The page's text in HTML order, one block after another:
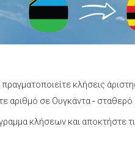
κλήσεις
αριθμό σε Ουγκάντα -
κλήσεων και αποκτήστε